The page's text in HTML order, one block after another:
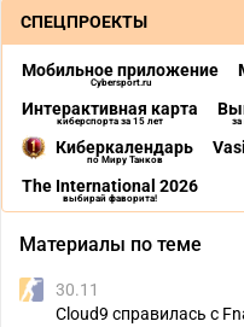
СПЕЦПРОЕКТЫ
Мобильное приложение
Cybersport.ru
Интерактивная карта
киберспорта за 15 лет
Киберкалендарь
по Миру Танков
The International 2026
выбирай фаворита!
Материалы по теме
30.11
Cloud9 справилась с